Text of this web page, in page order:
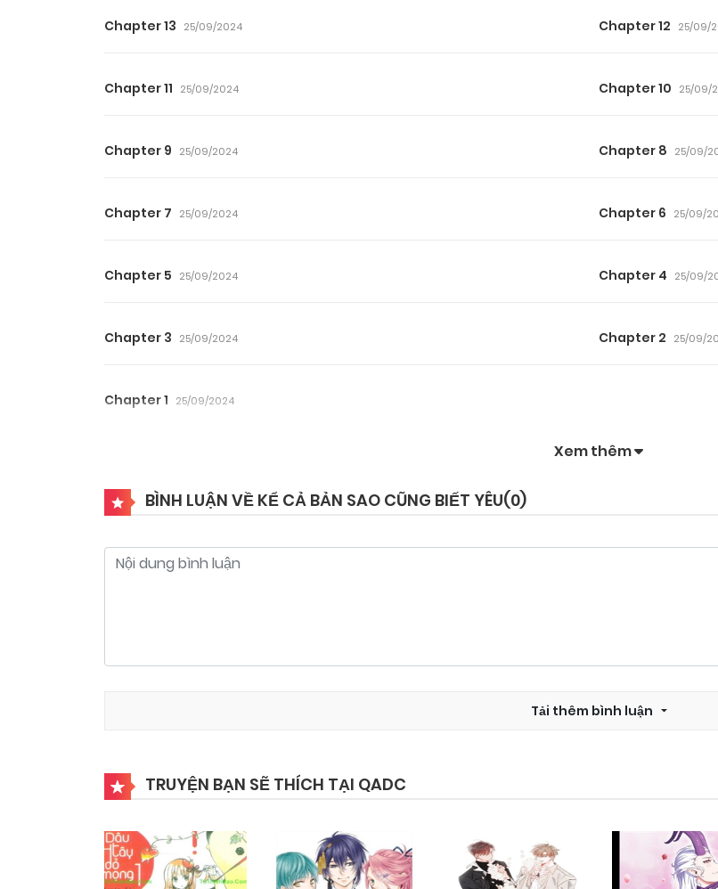
Chapter 13 25/09/2024 Chapter 12 25/09/
Chapter 11 25/09/2024 Chapter 10 25/09/
Chapter 9 25/09/2024 Chapter 8 25/09/
Chapter 7 25/09/2024 Chapter 6 25/09/
Chapter 5 25/09/2024 Chapter 4 25/09/
Chapter 3 25/09/2024 Chapter 2 25/09/
Chapter 1 25/09/2024
Xem thêm
BÌNH LUẬN VỀ KỂ CẢ BẢN SAO CŨNG BIẾT YÊU(0)
Tải thêm bình luận
TRUYỆN BẠN SẼ THÍCH TẠI QADC